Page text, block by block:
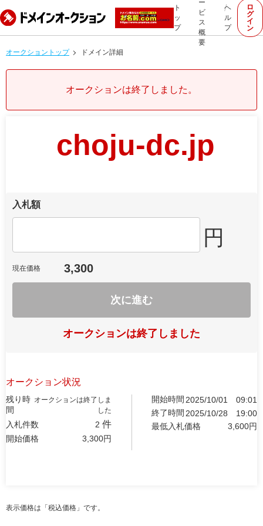
ト
ッ
プ
ー
ビ
ス
概
要
ヘ
ル
プ
ロ
グ
イ
ン
オークショントップ ドメイン詳細
オークションは終了しました。
choju-dc.jp
入札額
円
現在価格 3,300
次に進む
オークションは終了しました
オークション状況
残り時
間
オークションは終了しま
した
入札件数 2 件
開始価格 3,300円
開始時間 2025/10/01
09:01
終了時間 2025/10/28
19:00
最低入札価格
3,600円
表示価格は「税込価格」です。